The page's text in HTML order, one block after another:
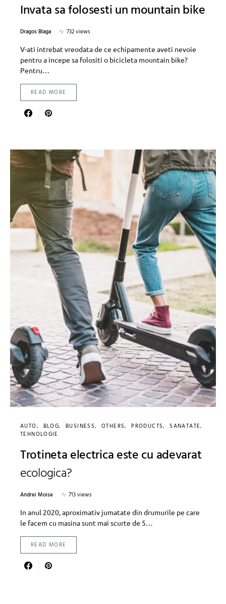
Invata sa folosesti un mountain bike
Dragos Blaga
732 views
V-ati intrebat vreodata de ce echipamente aveti nevoie
pentru a incepe sa folositi o bicicleta mountain bike?
Pentru…
READ MORE
AUTO BLOG BUSINESS OTHERS PRODUCTS
SANATATE
TEHNOLOGIE
Trotineta electrica este cu adevarat
ecologica?
Andrei Moise
713 views
In anul 2020, aproximativ jumatate din drumurile pe care
le facem cu masina sunt mai scurte de 5…
READ MORE